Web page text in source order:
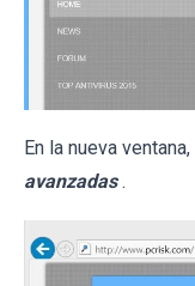
En la nueva
avanzadas .